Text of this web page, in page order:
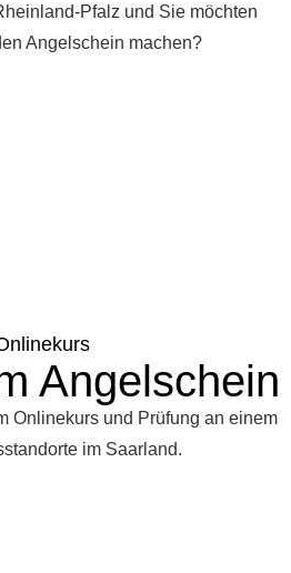
Pfalz und Sie möchten
Angelschein machen?
Angelschein
Onlinekurs und Prüfung an einem
im Saarland.